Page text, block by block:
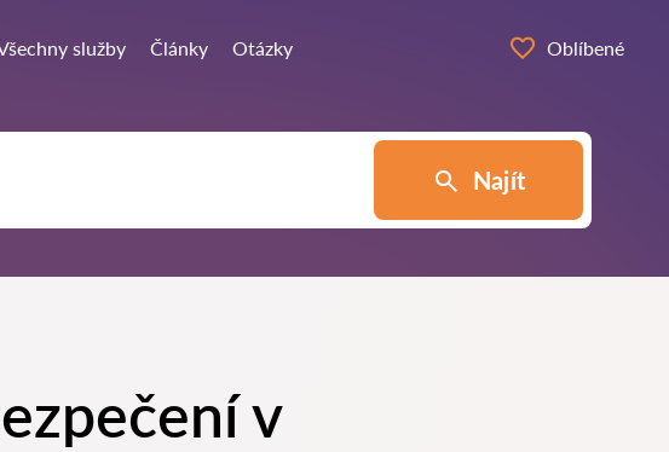
služby Články Otázky Oblíbené
Najít
v